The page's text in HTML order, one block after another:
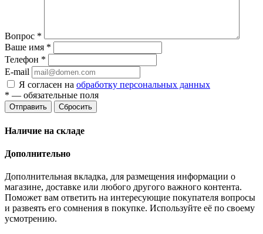
Вопрос *
Ваше имя *
Телефон *
E-mail
Я согласен на обработку персональных данных
* — обязательные поля
Отправить Сбросить
Наличие на складе
Дополнительно
Дополнительная вкладка, для размещения информации о
магазине, доставке или любого другого важного контента.
Поможет вам ответить на интересующие покупателя вопросы
и развеять его сомнения в покупке. Используйте её по своему
усмотрению.